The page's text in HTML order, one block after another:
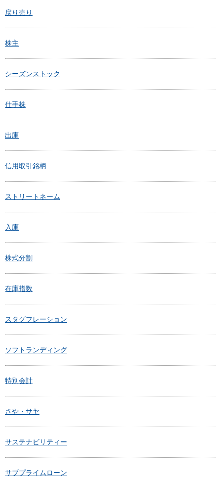
戻り売り
株主
シーズンストック
仕手株
出庫
信用取引銘柄
ストリートネーム
入庫
株式分割
在庫指数
スタグフレーション
ソフトランディング
特別会計
さや・サヤ
サステナビリティー
サブプライムローン